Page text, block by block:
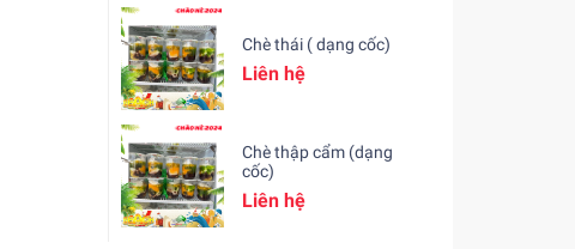
Chè thái ( dạng cốc)
Liên hệ
Chè thập cẩm (dạng
cốc)
Liên hệ